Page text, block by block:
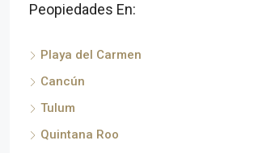
Peopiedades En:
Playa del Carmen
Cancún
Tulum
Quintana Roo